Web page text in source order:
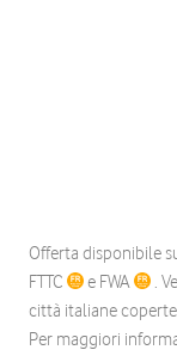
Offerta disponibile
FTTC
e FWA
.
città italiane
Per maggiori